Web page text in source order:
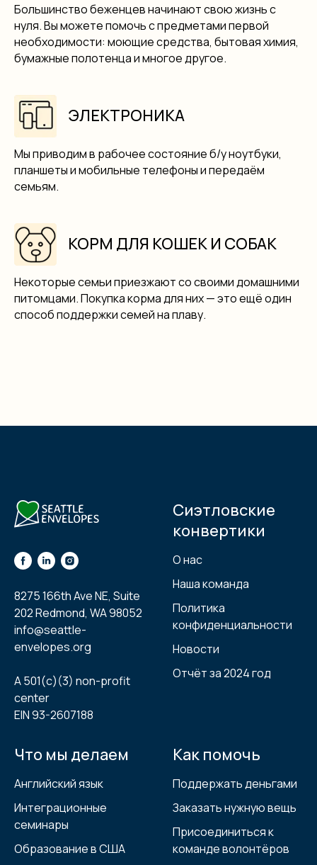
Большинство беженцев начинают свою жизнь с
нуля. Вы можете помочь с предметами первой
необходимости: моющие средства, бытовая химия,
бумажные полотенца и многое другое.
ЭЛЕКТРОНИКА
Мы приводим в рабочее состояние б/у ноутбуки,
планшеты и мобильные телефоны и передаём
семьям.
КОРМ ДЛЯ КОШЕК И СОБАК
Некоторые семьи приезжают со своими домашними
питомцами. Покупка корма для них — это ещё один
способ поддержки семей на плаву.
8275 166th Ave NE, Suite
202 Redmond, WA 98052
info@seattle-
envelopes.org
A 501(с)(3) non-profit
center
EIN 93-2607188
Сиэтловские
конвертики
О нас
Наша команда
Политика
конфиденциальности
Новости
Отчёт за 2024 год
Что мы делаем
Английский язык
Интеграционные
семинары
Образование в США
Как помочь
Поддержать деньгами
Заказать нужную вещь
Присоединиться к
команде волонтёров